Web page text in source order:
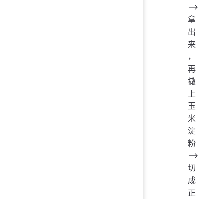
——>
拿
出
来
，
再
撒
上
玉
米
淀
粉
——>
切
成
正